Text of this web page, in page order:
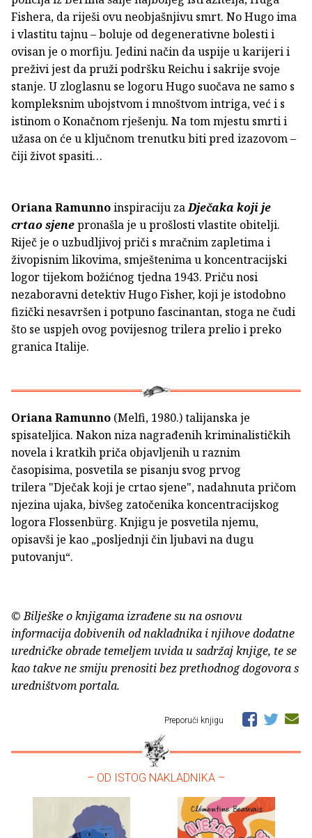
Fishera, da riješi ovu neobjašnjivu smrt. No Hugo ima
i vlastitu tajnu – boluje od degenerativne bolesti i
ovisan je o morfiju. Jedini način da uspije u karijeri i
preživi jest da pruži podršku Reichu i sakrije svoje
stanje. U zloglasnu se logoru Hugo suočava ne samo s
kompleksnim ubojstvom i mnoštvom intriga, već i s
istinom o Konačnom rješenju. Na tom mjestu smrti i
užasa on će u ključnom trenutku biti pred izazovom –
čiji život spasiti…
Oriana Ramunnoinspiraciju zaDječaka koji je
crtao sjenepronašla je u prošlosti vlastite obitelji.
Riječ je o uzbudljivoj priči s mračnim zapletima i
živopisnim likovima, smještenima u koncentracijski
logor tijekom božićnog tjedna 1943. Priču nosi
nezaboravni detektiv Hugo Fisher, koji je istodobno
fizički nesavršen i potpuno fascinantan, stoga ne čudi
što se uspjeh ovog povijesnog trilera prelio i preko
granica Italije.
Oriana Ramunno (Melfi, 1980.) talijanska je
spisateljica. Nakon niza nagrađenih kriminalističkih
novela i kratkih priča objavljenih u raznim
časopisima, posvetila se pisanju svog prvog
trilera "Dječak koji je crtao sjene", nadahnuta pričom
njezina ujaka, bivšeg zatočenika koncentracijskog
logora Flossenbürg. Knjigu je posvetila njemu,
opisavši je kao „posljednji čin ljubavi na dugu
putovanju“.
© Bilješke o knjigama izrađene su na osnovu
informacija dobivenih od nakladnika i njihove dodatne
uredničke obrade temeljem uvida u sadržaj knjige, te se
kao takve ne smiju prenositi bez prethodnog dogovora s
uredništvom portala.
Preporuči knjigu
– OD ISTOG NAKLADNIKA –